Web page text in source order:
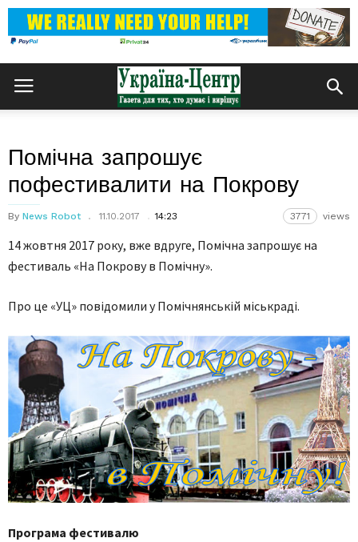
Помічна запрошує
пофестивалити на Покрову
By News Robot 11.10.2017 14:23 3771 views
14 жовтня 2017 року, вже вдруге, Помічна запрошує на
фестиваль «На Покрову в Помічну».
Про це «УЦ» повідомили у Помічнянській міськраді.
Програма фестивалю